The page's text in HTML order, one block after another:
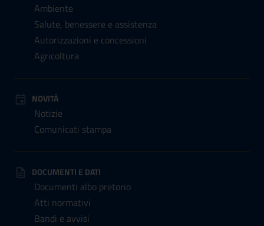
Ambiente
Salute, benessere e assistenza
Autorizzazioni e concessioni
Agricoltura
NOVITÀ
Notizie
Comunicati stampa
DOCUMENTI E DATI
Documenti albo pretorio
Atti normativi
Bandi e avvisi